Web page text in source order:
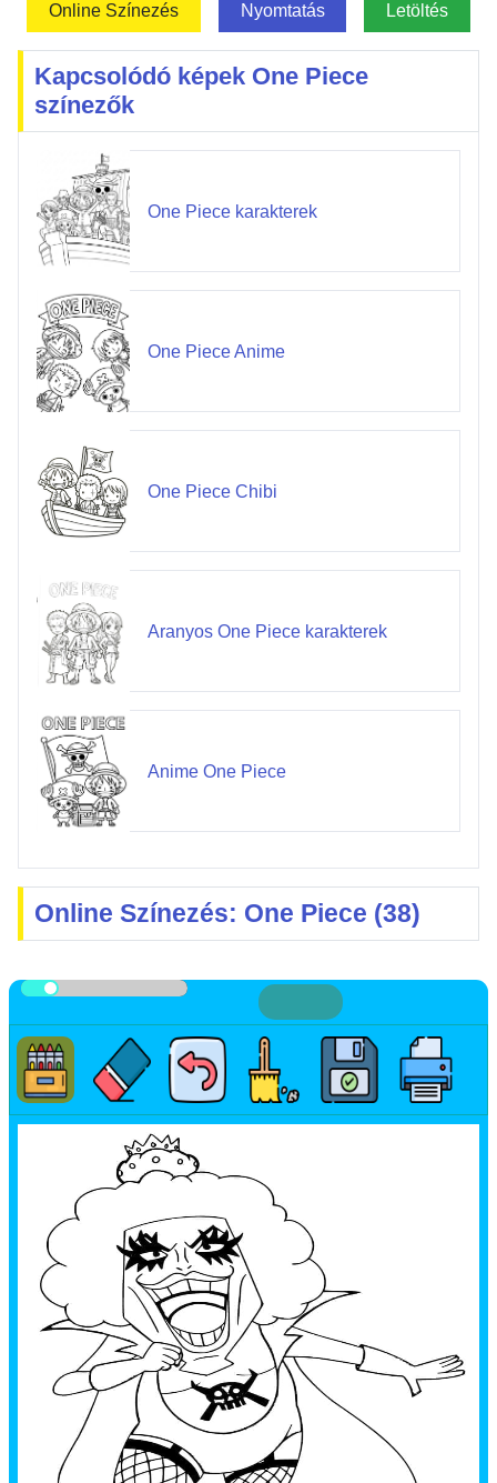
Online Színezés Nyomtatás Letöltés
Kapcsolódó képek One Piece
színezők
One Piece karakterek
One Piece Anime
One Piece Chibi
Aranyos One Piece karakterek
Anime One Piece
Online Színezés: One Piece (38)